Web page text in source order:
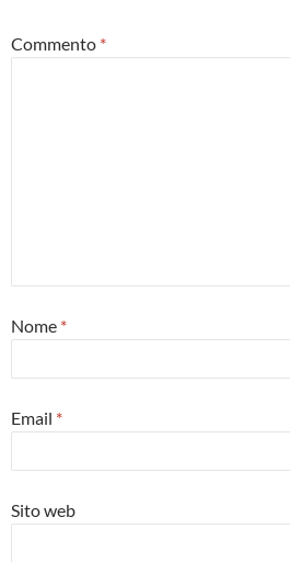
Commento *
Nome *
Email *
Sito web